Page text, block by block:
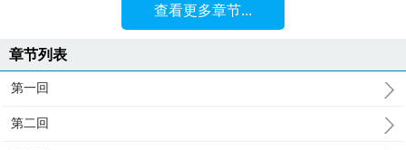
查看更多章节...
章节列表
第一回
第二回